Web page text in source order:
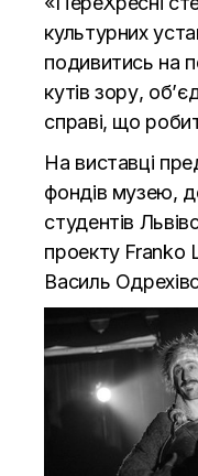
культурних
подивитись на
кутів зору,
справі, що
На виставці
фондів музею,
студентів
проекту Franko
Василь